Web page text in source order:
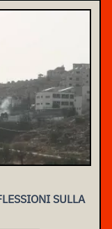
SULLA